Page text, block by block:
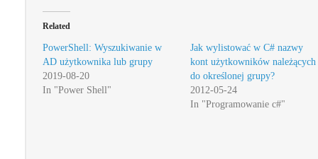
Related
PowerShell: Wyszukiwanie w
AD użytkownika lub grupy
2019-08-20
In "Power Shell"
Jak wylistować w C# nazwy
kont użytkowników należących
do określonej grupy?
2012-05-24
In "Programowanie c#"